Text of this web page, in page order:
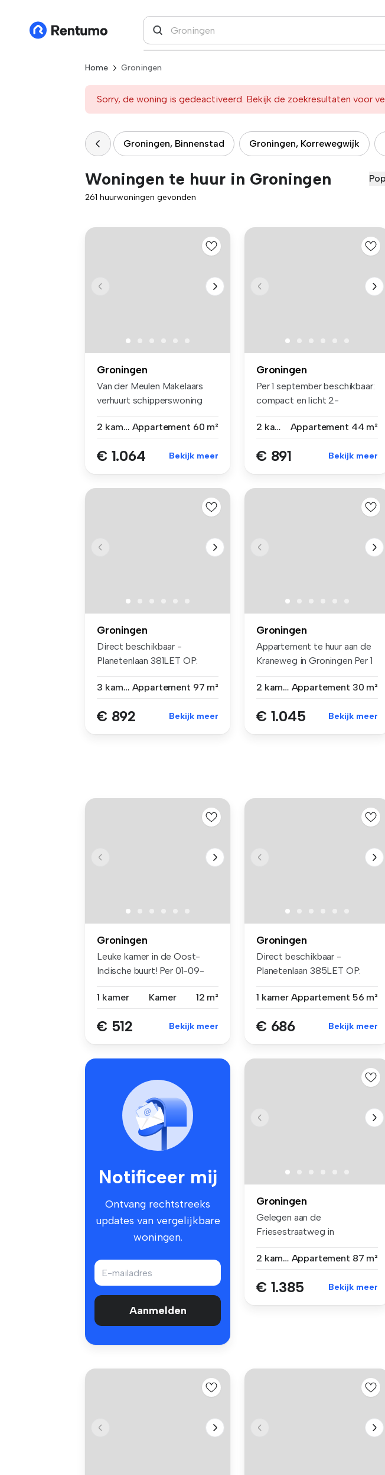
Home Groningen
Sorry, de woning is gedeactiveerd. Bekijk de zoekresultaten voor
Groningen, Binnenstad Groningen, Korrewegwijk
Woningen te huur in Groningen
261 huurwoningen gevonden
Groningen
Van der Meulen Makelaars
verhuurt schipperswoning
2 kamers Appartement 60 m²
€ 1.064 Bekijk meer
Groningen
Per 1 september beschikbaar:
compact en licht 2-
2 kamers
Appartement 44 m²
€ 891 Bekijk meer
Groningen
Direct beschikbaar -
Planetenlaan 381LET OP:
3 kamers Appartement 97 m²
€ 892 Bekijk meer
Groningen
Appartement te huur aan de
Kraneweg in Groningen Per 1
2 kamers Appartement 30 m²
€ 1.045 Bekijk meer
Groningen
Leuke kamer in de Oost-
Indische buurt! Per 01-09-
1 kamer
Kamer 12 m²
€ 512 Bekijk meer
Groningen
Direct beschikbaar -
Planetenlaan 385LET OP:
1 kamer Appartement 56 m²
€ 686 Bekijk meer
Notificeer mij
Ontvang rechtstreeks
updates van vergelijkbare
woningen.
Aanmelden
Groningen
Gelegen aan de
Friesestraatweg in
2 kamers Appartement 87 m²
€ 1.385 Bekijk meer